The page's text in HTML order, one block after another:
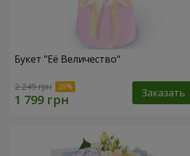
Букет "Её Величество"
2 249 грн Заказать